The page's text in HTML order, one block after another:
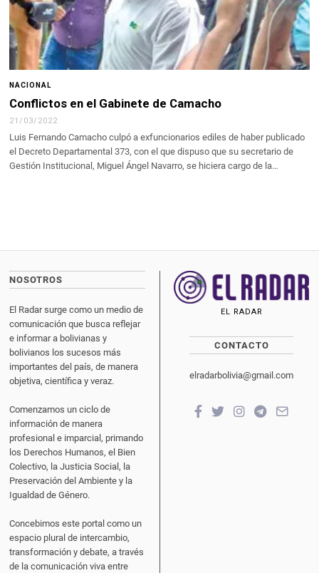
NACIONAL
Conflictos en el Gabinete de Camacho
21/03/2022
Luis Fernando Camacho culpó a exfuncionarios ediles de haber publicado
el Decreto Departamental 373, con el que dispuso que su secretario de
Gestión Institucional, Miguel Ángel Navarro, se hiciera cargo de la…
NOSOTROS
El Radar surge como un medio de
comunicación que busca reflejar
e informar a bolivianas y
bolivianos los sucesos más
importantes del país, de manera
objetiva, científica y veraz.
Comenzamos un ciclo de
información de manera
profesional e imparcial, primando
los Derechos Humanos, el Bien
Colectivo, la Justicia Social, la
Preservación del Ambiente y la
Igualdad de Género.
Concebimos este portal como un
espacio plural de intercambio,
transformación y debate, a través
de la comunicación viva entre
EL RADAR
CONTACTO
elradarbolivia@gmail.com